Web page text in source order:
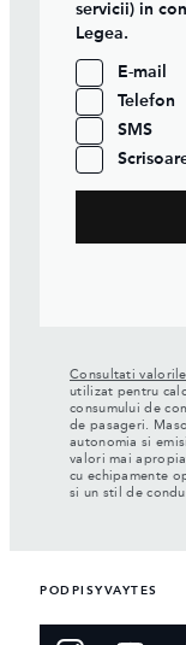
servicii) in
Legea.
E-mail
Telefon
SMS
Consultati valorile
utilizat pentru
consumului de
de pasageri.
autonomia si
valori mai
cu echipamente
si un stil de
PODPISYVAYTES